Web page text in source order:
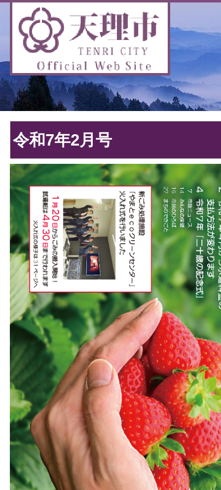
令和7年2月号